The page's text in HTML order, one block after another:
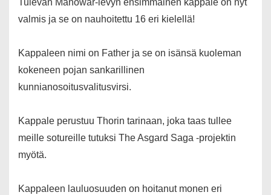
Tulevan Manowar-levyn ensimmäinen kappale on nyt
valmis ja se on nauhoitettu 16 eri kielellä!
Kappaleen nimi on Father ja se on isänsä kuoleman
kokeneen pojan sankarillinen
kunnianosoitusvalitusvirsi.
Kappale perustuu Thorin tarinaan, joka taas tullee
meille sotureille tutuksi The Asgard Saga -projektin
myötä.
Kappaleen lauluosuuden on hoitanut monen eri